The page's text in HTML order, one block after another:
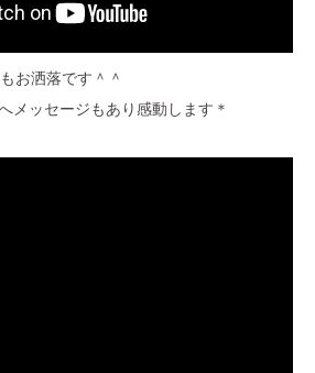
お洒落です＾＾
メッセージもあり感動します＊